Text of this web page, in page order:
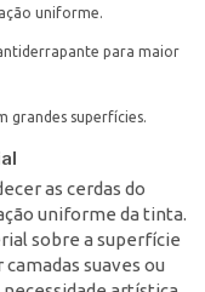
uniforme.
para maior
grandes superfícies.
as cerdas do
uniforme da tinta.
sobre a superfície
suaves ou